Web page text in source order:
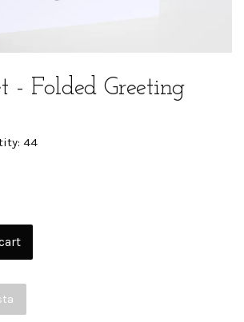
- Folded Greeting
44